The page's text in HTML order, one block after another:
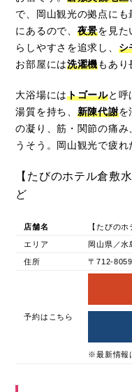
で、岡山観光の拠点にも
にあるので、 夜景を見た
らしやすさを追求し、 シ
お部屋には洗濯機もあり
大浴場にはトゴールと呼
湯質を持ち、 新陳代謝を
の凝り、筋・関節の痛
うそう。岡山観光で疲れ
【たびのホテル倉敷
ど
店舗名 【たびのホ
エリア 岡山県／水
住所 〒712-
予約はこちら
※最新情報